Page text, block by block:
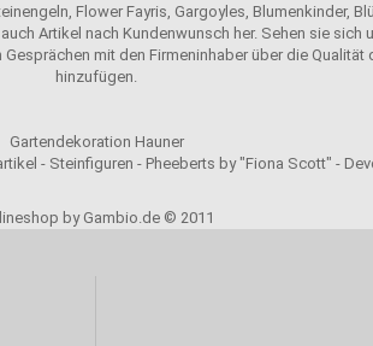
Flower Fayris, Gargoyles, Blumenkinder,
Artikel nach Kundenwunsch her. Sehen sie
mit den Firmeninhaber über die
hinzufügen.
Gartendekoration Hauner
- Steinfiguren - Pheeberts by "Fiona Scott" -
by Gambio.de © 2011